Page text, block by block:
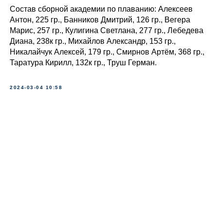
Состав сборной академии по плаванию: Алексеев
Антон, 225 гр., Банников Дмитрий, 126 гр., Вегера
Марис, 257 гр., Кулигина Светлана, 277 гр., Лебедева
Диана, 238к гр., Михайлов Александр, 153 гр.,
Никалайчук Алексей, 179 гр., Смирнов Артём, 368 гр.,
Таратура Кирилл, 132к гр., Труш Герман.
2024-03-04 10:58